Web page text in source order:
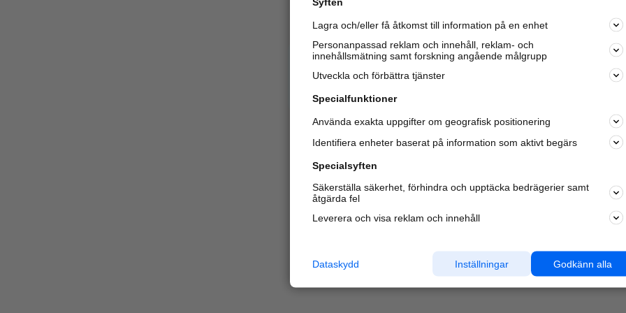
Varje vecka besöker du och 4 miljonerandra härliga
oss för att hitta rätt lokal information om företag,
Lagra och/eller få åtkomst till information på en enhet
Personanpassad reklam och innehåll, reklam- och
innehållsmätning samt forskning angående målgrupp
Utveckla och förbättra tjänster
Specialfunktioner
Använda exakta uppgifter om geografisk positionering
Identifiera enheter baserat på information som aktivt begärs
Specialsyften
Säkerställa säkerhet, förhindra och upptäcka bedrägerier samt
åtgärda fel
Leverera och visa reklam och innehåll
Godkänn alla
Inställningar
Dataskydd